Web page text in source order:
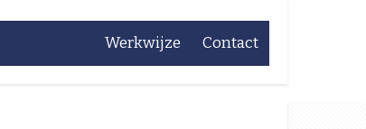
Contact
Werkwijze